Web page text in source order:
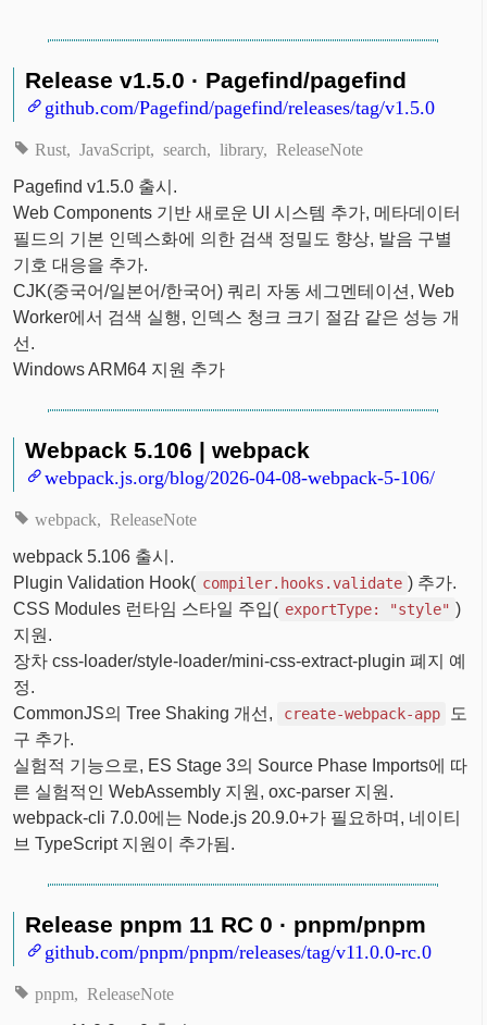
Release v1.5.0 · Pagefind/pagefind
github.com/Pagefind/pagefind/releases/tag/v1.5.0
Rust JavaScript search library ReleaseNote
Pagefind v1.5.0 출시.
Web Components 기반 새로운 UI 시스템 추가, 메타데이터
필드의 기본 인덱스화에 의한 검색 정밀도 향상, 발음 구별
기호 대응을 추가.
CJK(중국어/일본어/한국어) 쿼리 자동 세그멘테이션, Web
Worker에서 검색 실행, 인덱스 청크 크기 절감 같은 성능 개
선.
Windows ARM64 지원 추가
Webpack 5.106 | webpack
webpack.js.org/blog/2026-04-08-webpack-5-106/
webpack ReleaseNote
webpack 5.106 출시.
Plugin Validation Hook( compiler.hooks.validate ) 추가.
CSS Modules 런타임 스타일 주입( exportType: "style" )
지원.
장차 css-loader/style-loader/mini-css-extract-plugin 폐지 예
정.
CommonJS의 Tree Shaking 개선,
create-webpack-app
도
구 추가.
실험적 기능으로, ES Stage 3의 Source Phase Imports에 따
른 실험적인 WebAssembly 지원, oxc-parser 지원.
webpack-cli 7.0.0에는 Node.js 20.9.0+가 필요하며, 네이티
브 TypeScript 지원이 추가됨.
Release pnpm 11 RC 0 · pnpm/pnpm
github.com/pnpm/pnpm/releases/tag/v11.0.0-rc.0
pnpm ReleaseNote